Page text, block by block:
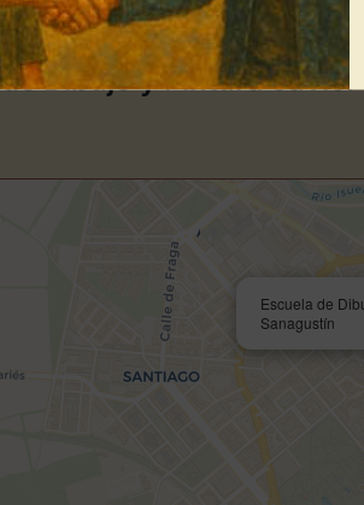
Dibujo y Pintura
Escuela de
Sanagustín